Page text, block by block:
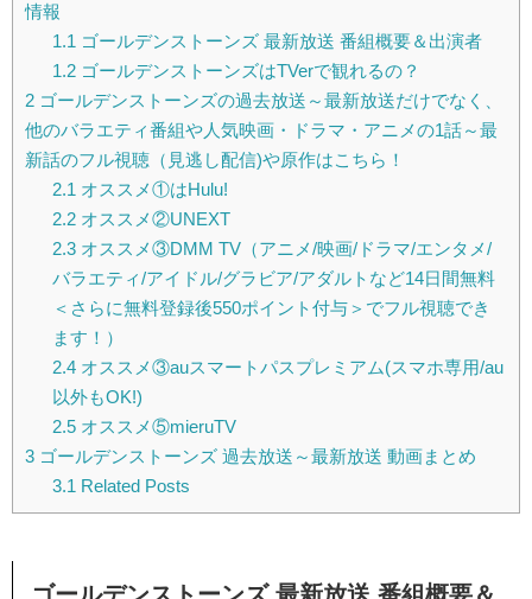
情報
1.1 ゴールデンストーンズ 最新放送 番組概要＆出演者
1.2ゴールデンストーンズはTVerで観れるの？
2 ゴールデンストーンズの過去放送～最新放送だけでなく、
他のバラエティ番組や人気映画・ドラマ・アニメの1話～最
新話のフル視聴（見逃し配信)や原作はこちら！
2.1 オススメ①はHulu!
2.2オススメ②UNEXT
2.3オススメ③DMM TV（アニメ/映画/ドラマ/エンタメ/
バラエティ/アイドル/グラビア/アダルトなど14日間無料
＜さらに無料登録後550ポイント付与＞でフル視聴でき
ます！）
2.4オススメ③auスマートパスプレミアム(スマホ専用/au
以外もOK!)
2.5オススメ⑤mieruTV
3 ゴールデンストーンズ 過去放送～最新放送 動画まとめ
3.1 Related Posts